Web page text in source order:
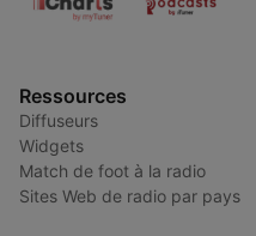
Ressources
Diffuseurs
Widgets
Match de foot à la radio
Sites Web de radio par pays